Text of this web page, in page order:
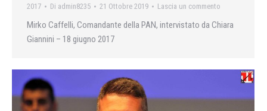
2017 Di admin8235 21 Ottobre 2019 Lascia un commento
Mirko Caffelli, Comandante della PAN, intervistato da Chiara
Giannini – 18 giugno 2017